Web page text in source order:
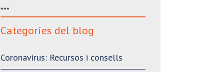
***
Categories del blog
Coronavirus: Recursos i consells